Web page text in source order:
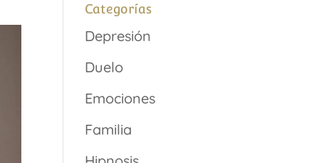
Categorías
Depresión
Duelo
Emociones
Familia